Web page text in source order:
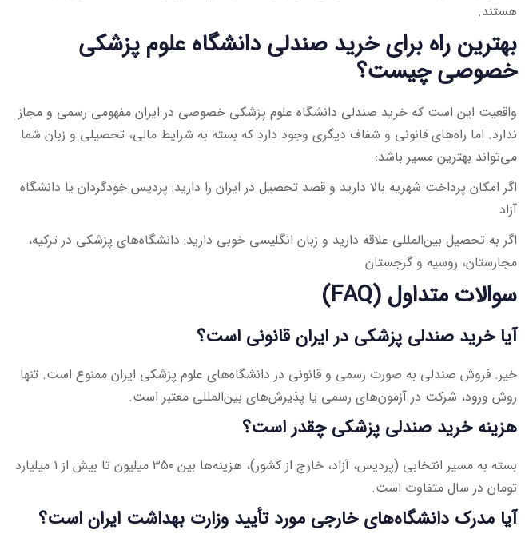
هستند.
بهترین راه برای خرید صندلی دانشگاه علوم پزشکی
خصوصی چیست؟
واقعیت این است که خرید صندلی دانشگاه علوم پزشکی خصوصی در ایران مفهومی رسمی و مجاز
ندارد. اما راه‌های قانونی و شفاف دیگری وجود دارد که بسته به شرایط مالی، تحصیلی و زبان شما
می‌تواند بهترین مسیر باشد:
اگر امکان پرداخت شهریه بالا دارید و قصد تحصیل در ایران را دارید: پردیس خودگردان یا دانشگاه
آزاد
اگر به تحصیل بین‌المللی علاقه دارید و زبان انگلیسی خوبی دارید: دانشگاه‌های پزشکی در ترکیه،
مجارستان، روسیه و گرجستان
سوالات متداول (FAQ)
آیا خرید صندلی پزشکی در ایران قانونی است؟
خیر. فروش صندلی به صورت رسمی و قانونی در دانشگاه‌های علوم پزشکی ایران ممنوع است. تنها
روش ورود، شرکت در آزمون‌های رسمی یا پذیرش‌های بین‌المللی معتبر است.
هزینه خرید صندلی پزشکی چقدر است؟
بسته به مسیر انتخابی (پردیس، آزاد، خارج از کشور)، هزینه‌ها بین ۳۵۰ میلیون تا بیش از ۱ میلیارد
تومان در سال متفاوت است.
آیا مدرک دانشگاه‌های خارجی مورد تأیید وزارت بهداشت ایران است؟